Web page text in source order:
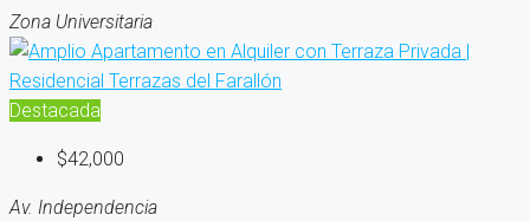
Zona Universitaria
Destacada
$42,000
Av. Independencia